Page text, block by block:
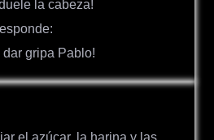
la cabeza!
dar gripa Pablo!
el azúcar, la harina y las